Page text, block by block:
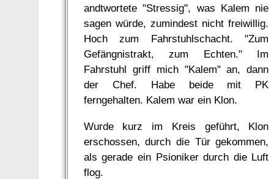
andtwortete "Stressig", was Kalem nie
sagen würde, zumindest nicht freiwillig.
Hoch zum Fahrstuhlschacht. "Zum
Gefängnistrakt, zum Echten." Im
Fahrstuhl griff mich "Kalem" an, dann
der Chef. Habe beide mit PK
ferngehalten. Kalem war ein Klon.
Wurde kurz im Kreis geführt, Klon
erschossen, durch die Tür gekommen,
als gerade ein Psioniker durch die Luft
flog.